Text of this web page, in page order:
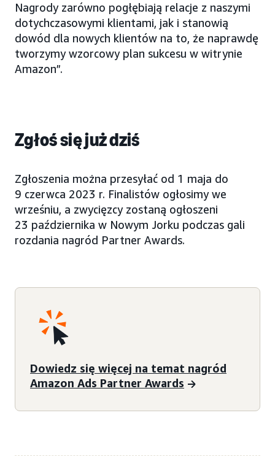
Nagrody zarówno pogłębiają relacje z naszymi
dotychczasowymi klientami, jak i stanowią
dowód dla nowych klientów na to, że naprawdę
tworzymy wzorcowy plan sukcesu w witrynie
Amazon”.
Zgłoś się już dziś
Zgłoszenia można przesyłać od 1 maja do
9 czerwca 2023 r. Finalistów ogłosimy we
wrześniu, a zwycięzcy zostaną ogłoszeni
23 października w Nowym Jorku podczas gali
rozdania nagród Partner Awards.
Dowiedz się więcej na temat nagród
Amazon Ads Partner Awards